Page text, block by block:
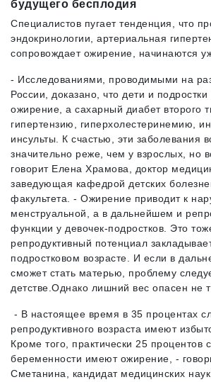
будущего бесплодия
Специалистов пугает тенденция, что
эндокринологии, артериальная
сопровождает ожирение, начинаются
- Исследованиями, проводимыми на
России, доказано, что дети и
ожирение, а сахарный диабет второго
гипертензию, гиперхолестеринемию,
инсульты. К счастью, эти заболевания
значительно реже, чем у взрослых, но
говорит Елена Храмова, доктор
заведующая кафедрой детских
факультета. - Ожирение приводит к
менструальной, а в дальнейшем и
функции у девочек-подростков. Это
репродуктивный потенциал
подростковом возрасте. И если в
сможет стать матерью, проблему
детстве.Однако лишний вес опасен не
- В настоящее время в 35 процентах
репродуктивного возраста имеют
Кроме того, практически 25 процентов
беременности имеют ожирение, -
Сметанина, кандидат медицинских